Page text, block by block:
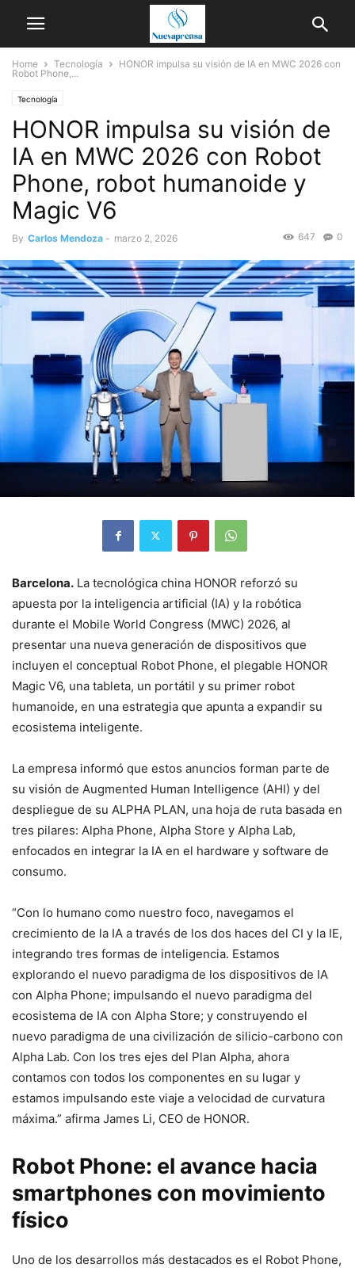
Home Tecnología
HONOR impulsa su visión de IA en MWC 2026 con
Robot Phone,...
Tecnología
HONOR impulsa su visión de
IA en MWC 2026 con Robot
Phone, robot humanoide y
Magic V6
By Carlos Mendoza - marzo 2, 2026 0
647
Barcelona. La tecnológica china HONOR reforzó su
apuesta por la inteligencia artificial (IA) y la robótica
durante el Mobile World Congress (MWC) 2026, al
presentar una nueva generación de dispositivos que
incluyen el conceptual Robot Phone, el plegable HONOR
Magic V6, una tableta, un portátil y su primer robot
humanoide, en una estrategia que apunta a expandir su
ecosistema inteligente.
La empresa informó que estos anuncios forman parte de
su visión de Augmented Human Intelligence (AHI) y del
despliegue de su ALPHA PLAN, una hoja de ruta basada en
tres pilares: Alpha Phone, Alpha Store y Alpha Lab,
enfocados en integrar la IA en el hardware y software de
consumo.
“Con lo humano como nuestro foco, navegamos el
crecimiento de la IA a través de los dos haces del CI y la IE,
integrando tres formas de inteligencia. Estamos
explorando el nuevo paradigma de los dispositivos de IA
con Alpha Phone; impulsando el nuevo paradigma del
ecosistema de IA con Alpha Store; y construyendo el
nuevo paradigma de una civilización de silicio-carbono con
Alpha Lab. Con los tres ejes del Plan Alpha, ahora
contamos con todos los componentes en su lugar y
estamos impulsando este viaje a velocidad de curvatura
máxima.” afirma James Li, CEO de HONOR.
Robot Phone: el avance hacia
smartphones con movimiento
físico
Uno de los desarrollos más destacados es el Robot Phone,